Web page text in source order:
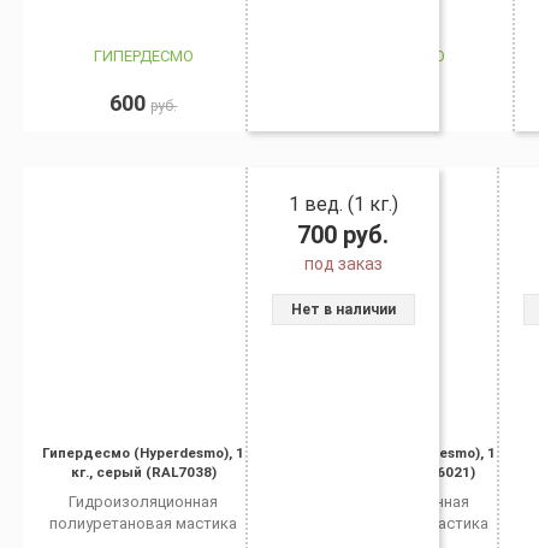
ГИПЕРДЕСМО
600руб.
ГИПЕРДЕСМО
Гипердесмо (Hyperdesmo), 1
кг., серый (RAL7038)
Гидроизоляционная
полиуретановая мастика
1 вед. (1 кг.)
700 руб.
под заказ
Нет в наличии
Гипердесмо (Hyperdesmo), 1
кг., зеленый (RAL6021)
Гидроизоляционная
полиуретановая мастика